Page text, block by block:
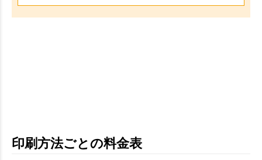
印刷方法ごとの料金表